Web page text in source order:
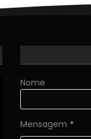
Nome
Mensagem *